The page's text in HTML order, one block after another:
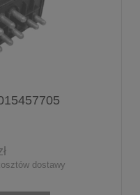
dostawy